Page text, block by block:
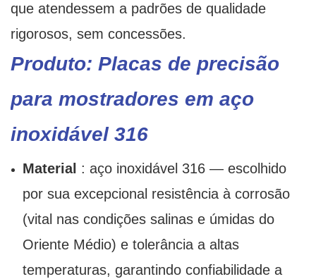
que atendessem a padrões de qualidade
rigorosos, sem concessões.
Produto: Placas de precisão
para mostradores em aço
inoxidável 316
Material : aço inoxidável 316 — escolhido
por sua excepcional resistência à corrosão
(vital nas condições salinas e úmidas do
Oriente Médio) e tolerância a altas
temperaturas, garantindo confiabilidade a